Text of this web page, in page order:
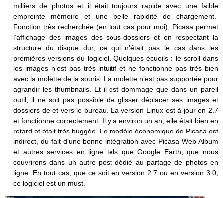
milliers de photos et il était toujours rapide avec une faible
empreinte mémoire et une belle rapidité de chargement.
Fonction très recherchée (en tout cas pour moi), Picasa permet
l’affichage des images des sous-dossiers et en respectant la
structure du disque dur, ce qui n’était pas le cas dans les
premières versions du logiciel. Quelques écueils : le scroll dans
les images n’est pas très intuitif et ne fonctionne pas très bien
avec la molette de la souris. La molette n’est pas supportée pour
agrandir les thumbnails. Et il est dommage que dans un pareil
outil, il ne soit pas possible de glisser déplacer ses images et
dossiers de et vers le bureau. La version Linux est à jour en 2.7
et fonctionne correctement. Il y a environ un an, elle était bien en
retard et était très buggée. Le modèle économique de Picasa est
indirect, du fait d’une bonne intégration avec Picasa Web Album
et autres services en ligne tels que Google Earth, que nous
couvrirons dans un autre post dédié au partage de photos en
ligne. En tout cas, que ce soit en version 2.7 ou en version 3.0,
ce logiciel est un must.